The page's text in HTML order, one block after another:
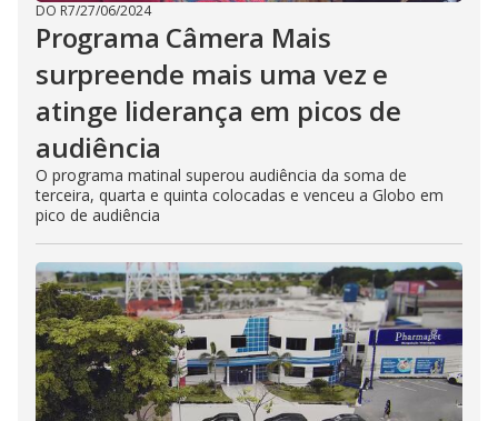
DO R7/27/06/2024
Programa Câmera Mais
surpreende mais uma vez e
atinge liderança em picos de
audiência
O programa matinal superou audiência da soma de
terceira, quarta e quinta colocadas e venceu a Globo em
pico de audiência